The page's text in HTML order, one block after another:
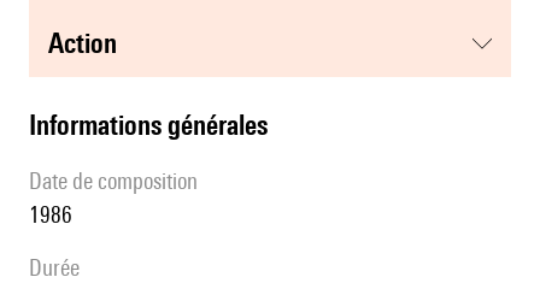
action
informations générales
date de composition
1986
durée